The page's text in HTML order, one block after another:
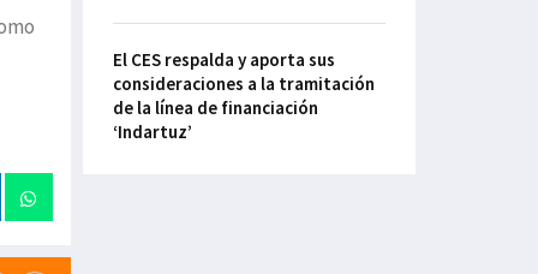
El CES respalda y aporta sus
consideraciones a la tramitación
de la línea de financiación
‘Indartuz’